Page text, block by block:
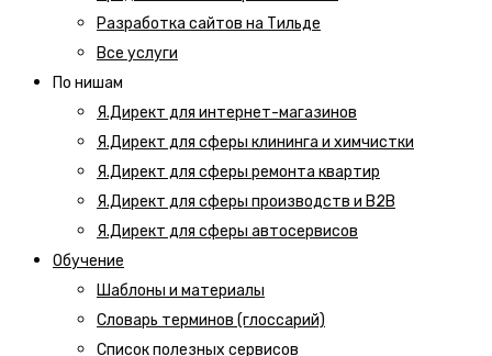
Разработка сайтов на Тильде
Все услуги
По нишам
Я.Директ для интернет-магазинов
Я.Директ для сферы клининга и химчистки
Я.Директ для сферы ремонта квартир
Я.Директ для сферы производств и B2B
Я.Директ для сферы автосервисов
Обучение
Шаблоны и материалы
Словарь терминов (глоссарий)
Список полезных сервисов